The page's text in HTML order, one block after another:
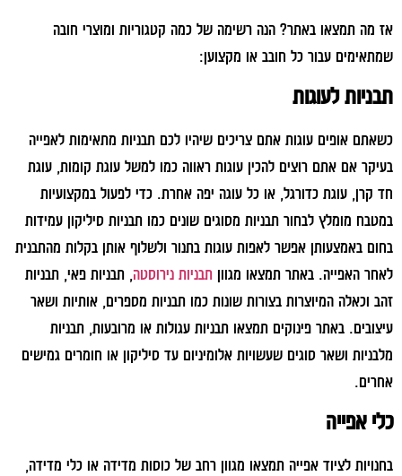
אז מה תמצאו באתר? הנה רשימה של כמה קטגוריות ומוצרי חובה
שמתאימים עבור כל חובב או מקצוען:
תבניות לעוגות
כשאתם אופים עוגות אתם צריכים שיהיו לכם תבניות מתאימות לאפייה
בעיקר אם אתם רוצים להכין עוגות ראווה כמו למשל עוגת קומות, עוגת
חד קרן, עוגת כדורגל, או כל עוגה יפה אחרת. כדי לפעול במקצועיות
במטבח מומלץ לבחור תבניות מסוגים שונים כמו תבניות סיליקון עמידות
בחום באמצעותן אפשר לאפות עוגות בתנור ולשלוף אותן בקלות מהתבנית
לאחר האפייה. באתר תמצאו מגוון תבניות נירוסטה , תבניות פאי, תבניות
זהב וכאלה המיוצרות בצורות שונות כמו תבניות מספרים, אותיות ושאר
עיצובים. באתר פינוקים תמצאו תבניות עגולות או מרובעות, תבניות
מלבניות ושאר סוגים שעשויות אלומיניום עד סיליקון או חומרים גמישים
אחרים.
כלי אפייה
בחנויות לציוד אפייה תמצאו מגוון רחב של כוסות מדידה או כלי מדידה,